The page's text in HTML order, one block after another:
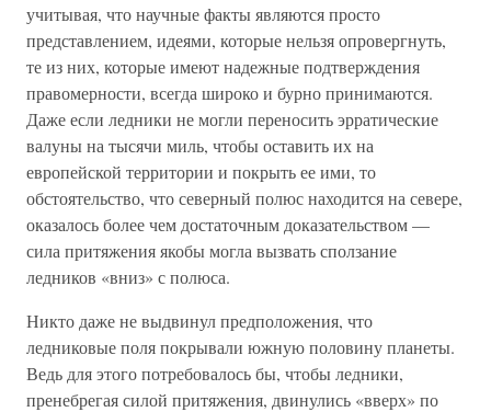
учитывая, что научные факты являются просто
представлением, идеями, которые нельзя опровергнуть,
те из них, которые имеют надежные подтверждения
правомерности, всегда широко и бурно принимаются.
Даже если ледники не могли переносить эрратические
валуны на тысячи миль, чтобы оставить их на
европейской территории и покрыть ее ими, то
обстоятельство, что северный полюс находится на севере,
оказалось более чем достаточным доказательством —
сила притяжения якобы могла вызвать сползание
ледников «вниз» с полюса.
Никто даже не выдвинул предположения, что
ледниковые поля покрывали южную половину планеты.
Ведь для этого потребовалось бы, чтобы ледники,
пренебрегая силой притяжения, двинулись «вверх» по